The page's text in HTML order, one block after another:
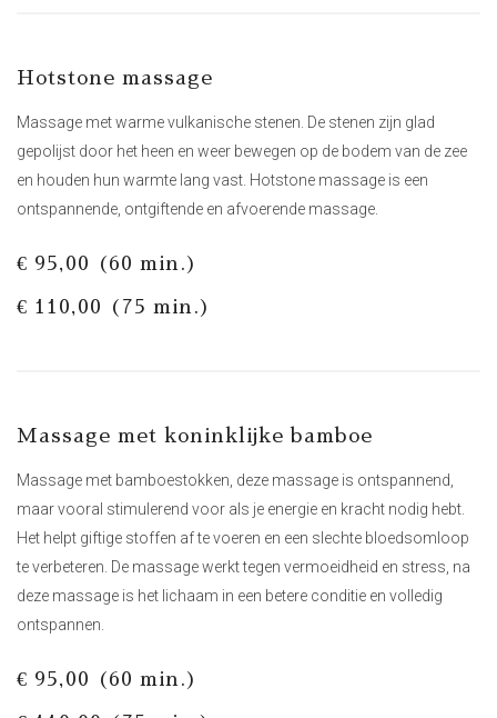
Hotstone massage
Massage met warme vulkanische stenen. De stenen zijn glad
gepolijst door het heen en weer bewegen op de bodem van de zee
en houden hun warmte lang vast. Hotstone massage is een
ontspannende, ontgiftende en afvoerende massage.
€ 95,00 (60 min.)
€ 110,00 (75 min.)
Massage met koninklijke bamboe
Massage met bamboestokken, deze massage is ontspannend,
maar vooral stimulerend voor als je energie en kracht nodig hebt.
Het helpt giftige stoffen af te voeren en een slechte bloedsomloop
te verbeteren. De massage werkt tegen vermoeidheid en stress, na
deze massage is het lichaam in een betere conditie en volledig
ontspannen.
€ 95,00 (60 min.)